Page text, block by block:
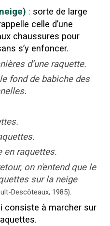
: sorte de large
celle d’une
chaussures pour
s’y enfoncer.
d’une raquette.
fond de babiche des
en raquettes.
on n'entend que le
sur la neige
Descôteaux, 1985).
consiste à marcher sur